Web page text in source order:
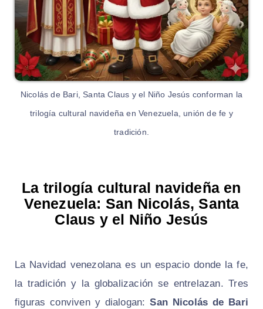
Nicolás de Bari, Santa Claus y el Niño Jesús conforman la
trilogía cultural navideña en Venezuela, unión de fe y
tradición.
La trilogía cultural navideña en
Venezuela: San Nicolás, Santa
Claus y el Niño Jesús
La Navidad venezolana es un espacio donde la fe,
la tradición y la globalización se entrelazan. Tres
figuras conviven y dialogan:San Nicolás de Bari